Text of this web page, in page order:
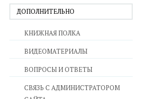
ДОПОЛНИТЕЛЬНО
КНИЖНАЯ ПОЛКА
ВИДЕОМАТЕРИАЛЫ
ВОПРОСЫ И ОТВЕТЫ
СВЯЗЬ С АДМИНИСТРАТОРОМ